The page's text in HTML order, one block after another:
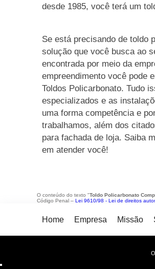
desde 1985, você terá um
Se está precisando de toldo
solução que você busca ao
encontrada por meio da
empreendimento você pode
Toldos Policarbonato. Tudo
especializados e as
uma forma competência e
trabalhamos, além dos
para fachada de loja. Saiba
em atender você!
O conteúdo do texto "Toldo Policarbonato
Código Penal – Lei 9610/98 - Lei de direitos
Home Empresa Missão